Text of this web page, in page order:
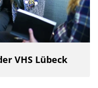
VHS Lübeck